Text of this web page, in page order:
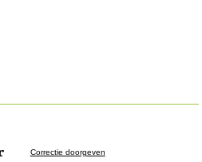
Correctie doorgeven